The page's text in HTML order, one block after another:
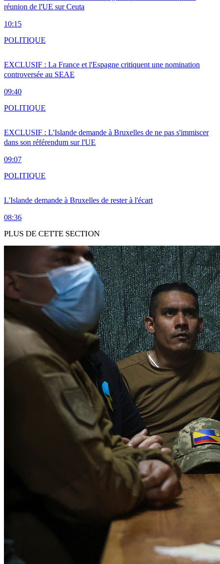
réunion de l'UE sur Ceuta
10:15
EXCLUSIF : La France et l'Espagne critiquent une nomination
controversée au SEAE
09:40
POLITIQUE
EXCLUSIF : L'Islande demande à Bruxelles de ne pas s'immiscer
dans son référendum sur l'UE
09:07
POLITIQUE
L'Islande demande à Bruxelles de rester à l'écart
08:36
POLITIQUE
PLUS DE CETTE SECTION